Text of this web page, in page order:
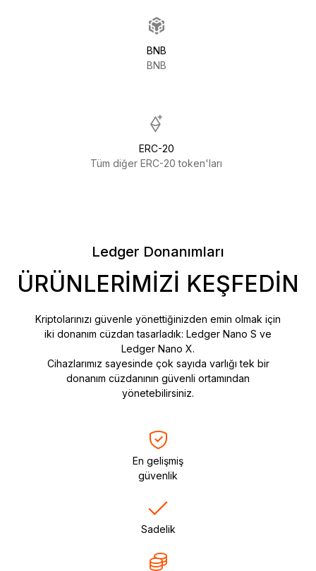
BNB
BNB
ERC-20
Tüm diğer ERC-20 token'ları
Ledger Donanımları
ÜRÜNLERIMIZI KEŞFEDIN
Kriptolarınızı güvenle yönettiğinizden emin olmak için
iki donanım cüzdan tasarladık: Ledger Nano S ve
Ledger Nano X.
Cihazlarımız sayesinde çok sayıda varlığı tek bir
donanım cüzdanının güvenli ortamından
yönetebilirsiniz.
En gelişmiş
güvenlik
Sadelik